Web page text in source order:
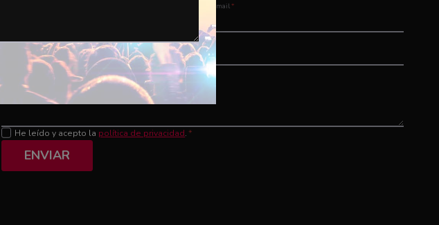
Email*
Mensaje
He leído y acepto la política de privacidad. *
ENVIAR